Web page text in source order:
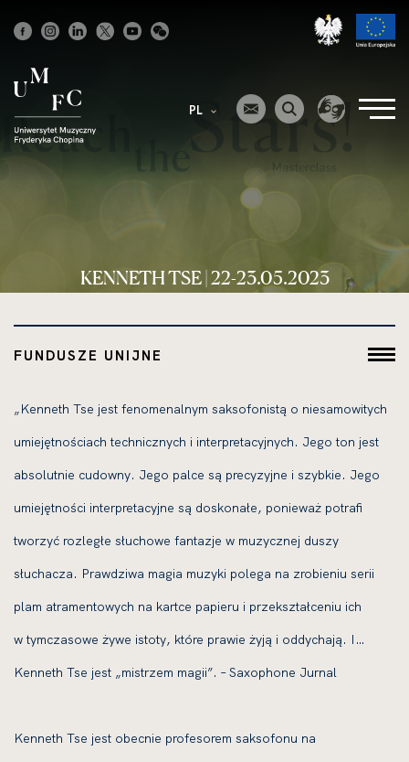
Strona
PL
KENNETH TSE | 22-23.05.2023
FUNDUSZE UNIJNE
„Kenneth Tse jest fenomenalnym saksofonistą o niesamowitych
umiejętnościach technicznych i interpretacyjnych. Jego ton jest
absolutnie cudowny. Jego palce są precyzyjne i szybkie. Jego
umiejętności interpretacyjne są doskonałe, ponieważ potrafi
tworzyć rozległe słuchowe fantazje w muzycznej duszy
słuchacza. Prawdziwa magia muzyki polega na zrobieniu serii
plam atramentowych na kartce papieru i przekształceniu ich
w tymczasowe żywe istoty, które prawie żyją i oddychają. I…
Kenneth Tse jest „mistrzem magii”. – Saxophone Jurnal
Kenneth Tse jest obecnie profesorem saksofonu na